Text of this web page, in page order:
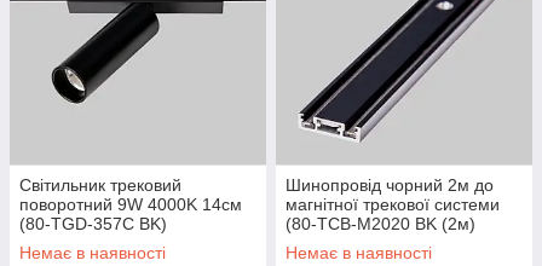
Світильник трековий
поворотний 9W 4000K 14см
(80-TGD-357C BK)
Немає в наявності
Шинопровід чорний 2м до
магнітної трекової системи
(80-TCB-M2020 BK (2м)
Немає в наявності